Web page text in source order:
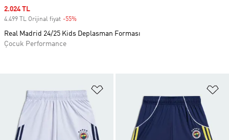
Sale price
2.024 TL
4.499 TL Orijinal fiyat -55%
Real Madrid 24/25 Kids Deplasman Forması
Çocuk Performance